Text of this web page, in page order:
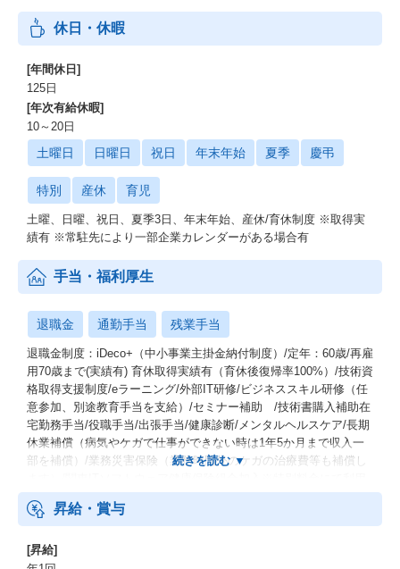
休日・休暇
[年間休日]
125日
[年次有給休暇]
10～20日
土曜日 日曜日 祝日 年末年始 夏季 慶弔
特別 産休 育児
土曜、日曜、祝日、夏季3日、年末年始、産休/育休制度 ※取得実
績有 ※常駐先により一部企業カレンダーがある場合有
手当・福利厚生
退職金 通勤手当 残業手当
退職金制度：iDeco+（中小事業主掛金納付制度）/定年：60歳/再雇
用70歳まで(実績有) 育休取得実績有（育休後復帰率100%）/技術資
格取得支援制度/eラーニング/外部IT研修/ビジネススキル研修（任
意参加、別途教育手当を支給）/セミナー補助 /技術書購入補助在
宅勤務手当/役職手当/出張手当/健康診断/メンタルヘルスケア/長期
休業補償（病気やケガで仕事ができない時は1年5か月まで収入一
部を補償）/業務災害保険（業務時間外のケガの治療費等も補償し
できる保養所有
昇給・賞与
[昇給]